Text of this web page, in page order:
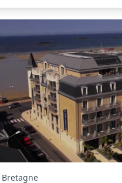
Bretagne